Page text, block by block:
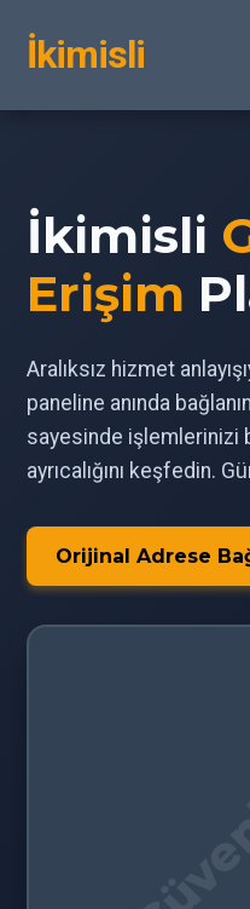
İkimisli
İkimisli
Erişim
Aralıksız hizmet
paneline anında
sayesinde işlemlerinizi
ayrıcalığını keşfedin.
Orijinal Adrese